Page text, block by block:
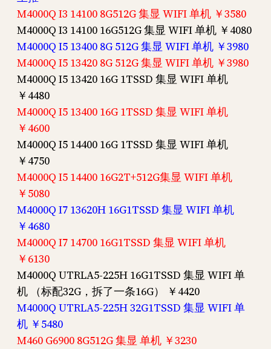
M4000Q I3 14100 8G512G 集显 WIFI 单机 ￥3580
M4000Q I3 14100 16G512G 集显 WIFI 单机 ￥4080
M4000Q I5 13400 8G 512G 集显 WIFI 单机 ￥3980
M4000Q I5 13420 8G 512G 集显 WIFI 单机 ￥3980
M4000Q I5 13420 16G 1TSSD 集显 WIFI 单机
￥4480
M4000Q I5 13400 16G 1TSSD 集显 WIFI 单机
￥4600
M4000Q I5 14400 16G 1TSSD 集显 WIFI 单机
￥4750
M4000Q I5 14400 16G2T+512G集显 WIFI 单机
￥5080
M4000Q I7 13620H 16G1TSSD 集显 WIFI 单机
￥4680
M4000Q I7 14700 16G1TSSD 集显 WIFI 单机
￥6130
M4000Q UTRLA5-225H 16G1TSSD 集显 WIFI 单
机 （标配32G，拆了一条16G） ￥4420
M4000Q UTRLA5-225H 32G1TSSD 集显 WIFI 单
机 ￥5480
M460 G6900 8G512G 集显 单机 ￥3230